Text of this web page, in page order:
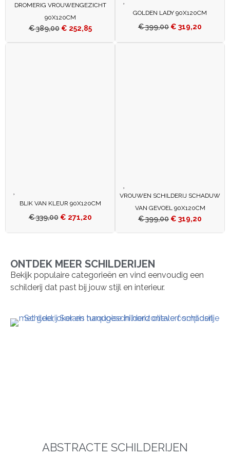
DROMERIG VROUWENGEZICHT
90X120CM
€389,00 € 252,85
GOLDEN LADY 90X120CM
€399,00 € 319,20
BLIK VAN KLEUR 90X120CM
€339,00 € 271,20
VROUWEN SCHILDERIJ SCHADUW
VAN GEVOEL 90X120CM
€399,00 € 319,20
ONTDEK MEER SCHILDERIJEN
Bekijk populaire categorieën en vind eenvoudig een
schilderij dat past bij jouw stijl en interieur.
ABSTRACTE SCHILDERIJEN